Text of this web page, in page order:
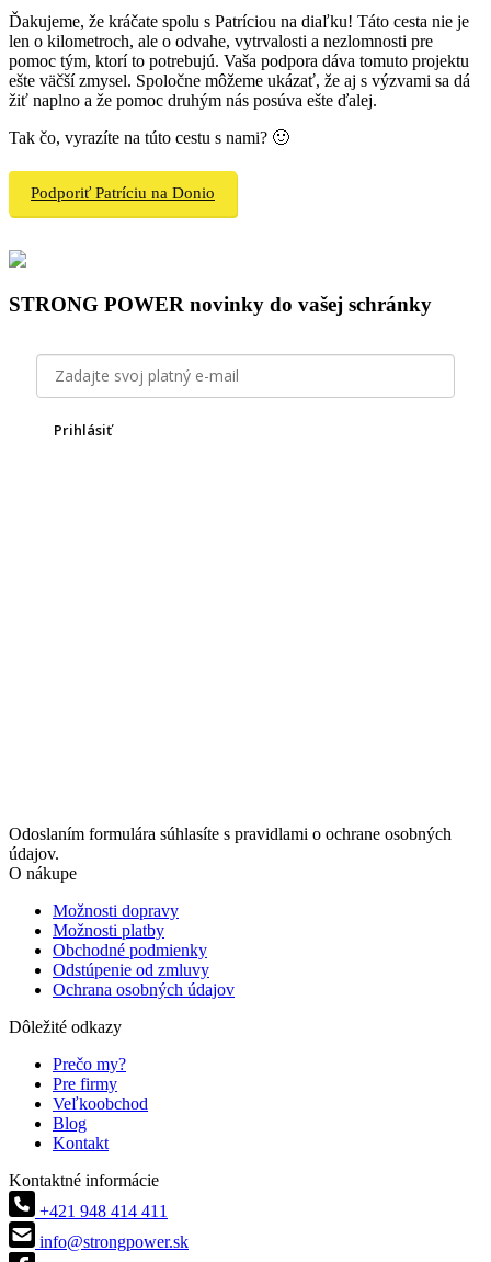
Ďakujeme, že kráčate spolu s Patríciou na diaľku! Táto cesta nie je
len o kilometroch, ale o odvahe, vytrvalosti a nezlomnosti pre
pomoc tým, ktorí to potrebujú. Vaša podpora dáva tomuto projektu
ešte väčší zmysel. Spoločne môžeme ukázať, že aj s výzvami sa dá
žiť naplno a že pomoc druhým nás posúva ešte ďalej.
Tak čo, vyrazíte na túto cestu s nami? 🙂
Podporiť Patríciu na Donio
STRONG POWER novinky do vašej schránky
Prihlásiť
Odoslaním formulára súhlasíte s pravidlami o ochrane osobných
údajov.
O nákupe
Možnosti dopravy
Možnosti platby
Obchodné podmienky
Odstúpenie od zmluvy
Ochrana osobných údajov
Dôležité odkazy
Prečo my?
Pre firmy
Veľkoobchod
Blog
Kontakt
Kontaktné informácie
+421 948 414 411
info@strongpower.sk